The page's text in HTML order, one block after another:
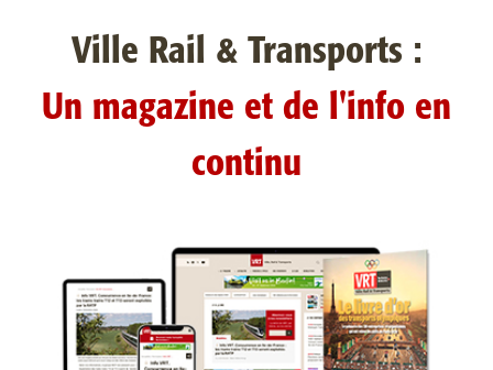
Ville Rail & Transports :
Un magazine et de l'info en
continu